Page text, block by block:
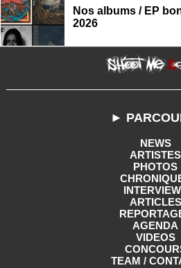
Nos albums / EP
2026
►
NEWS
ARTISTES
PHOTOS
ARTICLES
AGENDA
VIDEOS
TEAM /